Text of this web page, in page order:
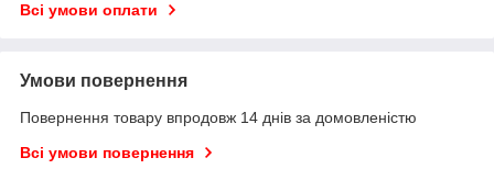
Всі умови оплати
Умови повернення
Повернення товару впродовж 14 днів за домовленістю
Всі умови повернення